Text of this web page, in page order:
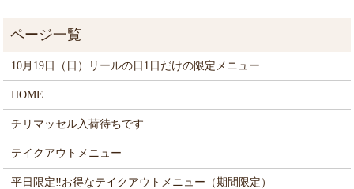
10月19日（日）リールの日1日だけの限定メニュー
HOME
チリマッセル入荷待ちです
テイクアウトメニュー
平日限定‼お得なテイクアウトメニュー（期間限定）